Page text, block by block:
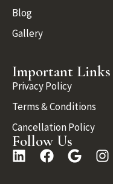
Blog
Gallery
Important Links
Privacy Policy
Terms & Conditions
Cancellation Policy
Follow Us